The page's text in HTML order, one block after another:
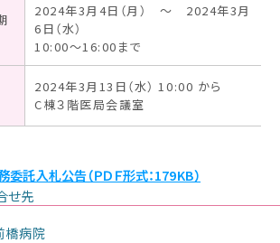
2024年3月4日（月） ～ 2024年3月
6日（水）
10:00～16:00まで
2024年3月13日（水） 10:00 から
C棟３階医局会議室
託入札公告（ＰＤＦ形式：179KB）
せ先
橋病院